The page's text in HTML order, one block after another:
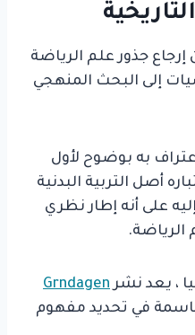
إرجاع جذور علم الرياضة
إلى البحث المنهجي
به بوضوح لأول
أصل التربية البدنية
على أنه إطار نظري
، يعد نشر Grndagen
في تحديد مفهوم